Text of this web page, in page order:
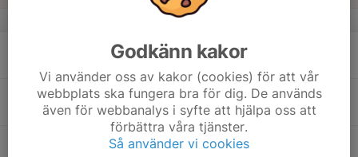
v.34
Godkänn kakor
Vi använder oss av kakor (cookies) för att vår
webbplats ska fungera bra för dig. De används
även för webbanalys i syfte att hjälpa oss att
förbättra våra tjänster.
Så använder vi cookies